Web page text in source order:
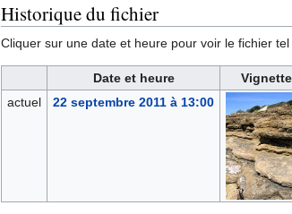
Historique du fichier
Cliquer sur une date et heure pour voir le fichier
Date et heure Vignette
actuel
22 septembre 2011 à 13:00